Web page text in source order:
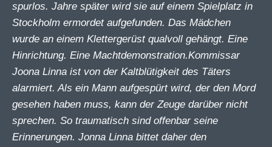
spurlos. Jahre später wird sie auf einem Spielplatz in
Stockholm ermordet aufgefunden. Das Mädchen
wurde an einem Klettergerüst qualvoll gehängt. Eine
Hinrichtung. Eine Machtdemonstration.Kommissar
Joona Linna ist von der Kaltblütigkeit des Täters
alarmiert. Als ein Mann aufgespürt wird, der den Mord
gesehen haben muss, kann der Zeuge darüber nicht
sprechen. So traumatisch sind offenbar seine
Erinnerungen. Jonna Linna bittet daher den